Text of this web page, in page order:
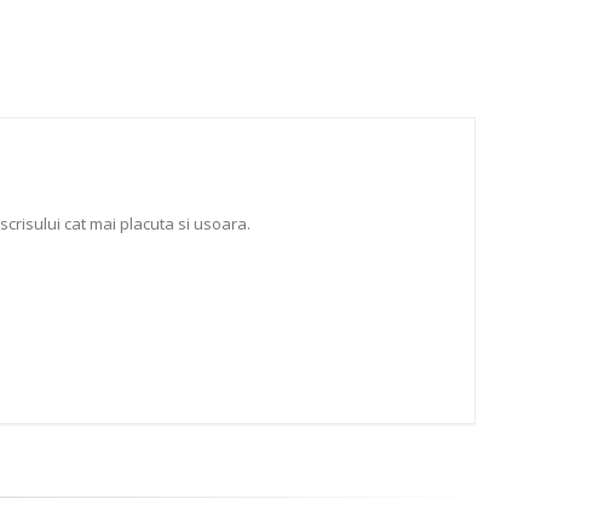
cat mai placuta si usoara.